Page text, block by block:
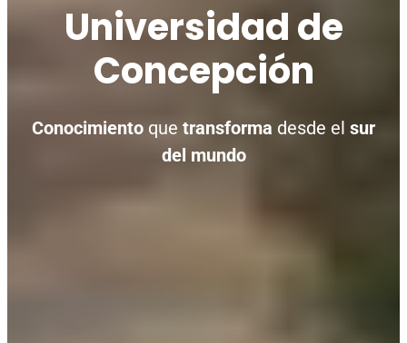
Universidad de
Concepción
Conocimiento que transforma desde el sur
del mundo